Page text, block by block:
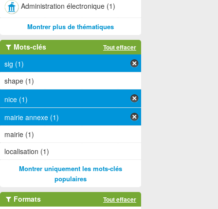
Administration électronique (1)
Montrer plus de thématiques
Mots-clés Tout effacer
sig (1)
shape (1)
nice (1)
mairie annexe (1)
mairie (1)
localisation (1)
Montrer uniquement les mots-clés
populaires
Formats Tout effacer